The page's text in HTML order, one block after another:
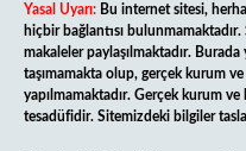
Yasal Uyarı: Bu internet sitesi,
hiçbir bağlantısı bulunmamaktadır.
makaleler paylaşılmaktadır.
taşımamakta olup, gerçek kurum
yapılmamaktadır. Gerçek kurum
tesadüfidir. Sitemizdeki bilgiler